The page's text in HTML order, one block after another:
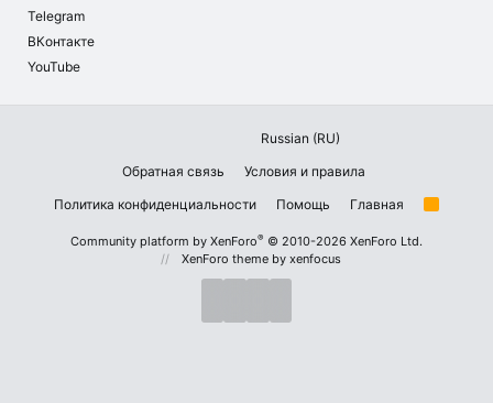
Telegram
ВКонтакте
YouTube
Russian (RU)
Обратная связь
Условия и правила
Политика конфиденциальности
Помощь Главная
R
Community platform by XenForo® © 2010-2026 XenForo Ltd.
XenForo theme by xenfocus